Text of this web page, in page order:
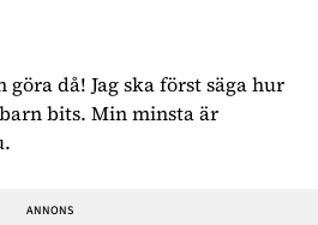
då! Jag ska först säga hur
bits. Min minsta är